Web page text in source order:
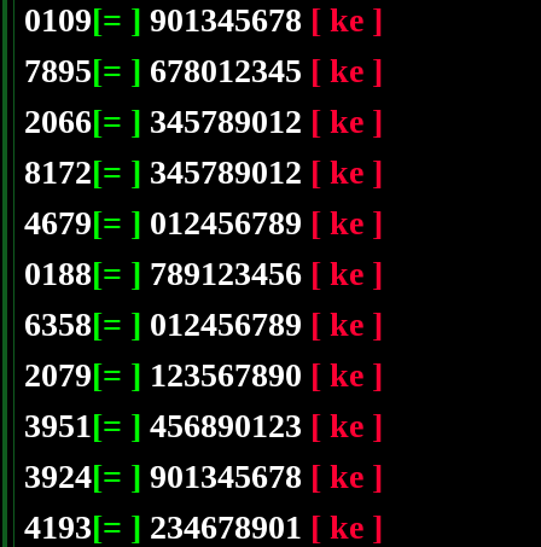
0109[= ] 901345678 [ ke ]
7895[= ] 678012345 [ ke ]
2066[= ] 345789012 [ ke ]
8172[= ] 345789012 [ ke ]
4679[= ] 012456789 [ ke ]
0188[= ] 789123456 [ ke ]
6358[= ] 012456789 [ ke ]
2079[= ] 123567890 [ ke ]
3951[= ] 456890123 [ ke ]
3924[= ] 901345678 [ ke ]
4193[= ] 234678901 [ ke ]